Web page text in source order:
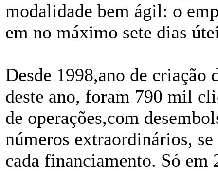
modalidade bem ágil: o
em no máximo sete dias
Desde 1998,ano de criação
deste ano, foram 790 mil
de operações,com
números extraordinários,
cada financiamento. Só em